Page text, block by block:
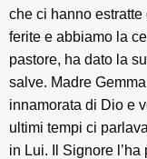
che ci hanno
ferite e abbiamo la
pastore, ha dato la
salve. Madre
innamorata di Dio e
ultimi tempi ci
in Lui. Il Signore